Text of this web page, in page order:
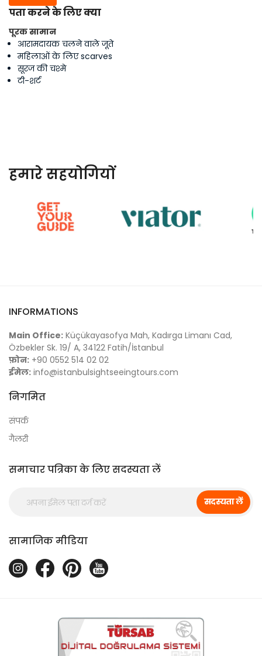
पता करने के लिए क्या
पूरक सामान
आरामदायक चलने वाले जूते
महिलाओं के लिए scarves
सूरज की चश्मे
टी-शर्ट
हमारे सहयोगियों
INFORMATIONS
Main Office: Küçükayasofya Mah, Kadırga Limanı Cad,
Özbekler Sk. 19/ A, 34122 Fatih/İstanbul
फ़ोन: +90 0552 514 02 02
ईमेल: info@istanbulsightseeingtours.com
निगमित
संपर्क
गैलरी
समाचार पत्रिका के लिए सदस्यता लें
सदस्यता लें
सामाजिक मीडिया